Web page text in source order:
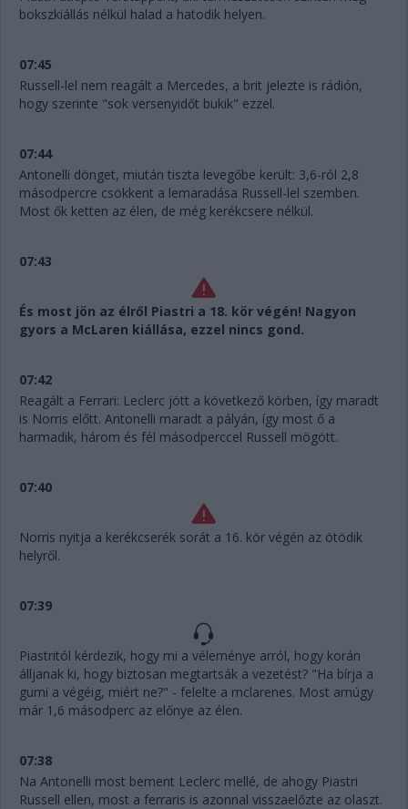
bokszkiállás nélkül halad a hatodik helyen.
07:45
Russell-lel nem reagált a Mercedes, a brit jelezte is rádión,
hogy szerinte "sok versenyidőt bukik" ezzel.
07:44
Antonelli dönget, miután tiszta levegőbe került: 3,6-ról 2,8
másodpercre csökkent a lemaradása Russell-lel szemben.
Most ők ketten az élen, de még kerékcsere nélkül.
07:43
És most jön az élről Piastri a 18. kör végén! Nagyon
gyors a McLaren kiállása, ezzel nincs gond.
07:42
Reagált a Ferrari: Leclerc jött a következő körben, így maradt
is Norris előtt. Antonelli maradt a pályán, így most ő a
harmadik, három és fél másodperccel Russell mögött.
07:40
Norris nyitja a kerékcserék sorát a 16. kör végén az ötödik
helyről.
07:39
Piastritól kérdezik, hogy mi a véleménye arról, hogy korán
álljanak ki, hogy biztosan megtartsák a vezetést? "Ha bírja a
gumi a végéig, miért ne?" - felelte a mclarenes. Most amúgy
már 1,6 másodperc az előnye az élen.
07:38
Na Antonelli most bement Leclerc mellé, de ahogy Piastri
Russell ellen, most a ferraris is azonnal visszaelőzte az olaszt.